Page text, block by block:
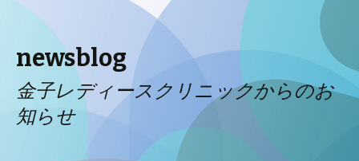
newsblog
金子レディースクリニックからのお
知らせ